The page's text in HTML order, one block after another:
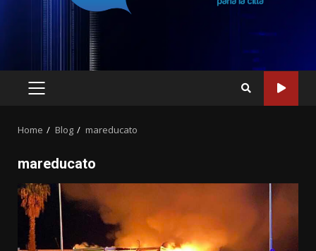
PRIMARY
Home Blog mareducato
mareducato